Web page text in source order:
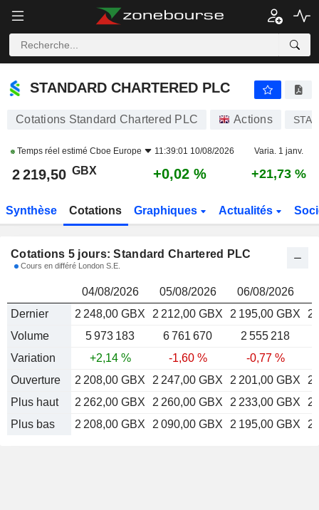
STANDARD CHARTERED PLC 2 219,50
STANDARD CHARTERED PLC
Cotations Standard Chartered PLC Actions STAN
Temps réel estimé Cboe Europe 11:39:01 10/08/2026 Varia. 1 janv.
2 219,50 GBX +0,02 % +21,73 %
Synthèse Cotations Graphiques Actualités
Cotations 5 jours: Standard Chartered PLC
Cours en différé London S.E.
04/08/2026 05/08/2026 06/08/2026
Dernier
2 248,00 GBX 2 212,00 GBX 2 195,00 GBX
2
Volume
5 973 183 6 761 670 2 555 218
Variation
+2,14 % -1,60 %
-0,77 %
Ouverture
2 208,00 GBX 2 247,00 GBX 2 201,00 GBX
2
Plus haut
2 262,00 GBX 2 260,00 GBX 2 233,00 GBX
2
Plus bas
2 208,00 GBX 2 090,00 GBX 2 195,00 GBX 2